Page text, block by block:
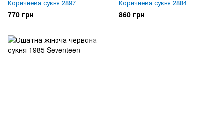
Коричнева сукня 2897
770 грн
Коричнева сукня 2884
860 грн